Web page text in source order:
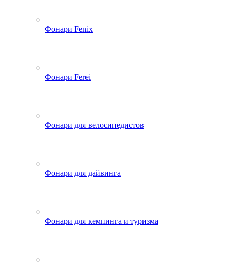
Фонари Fenix
Фонари Ferei
Фонари для велосипедистов
Фонари для дайвинга
Фонари для кемпинга и туризма